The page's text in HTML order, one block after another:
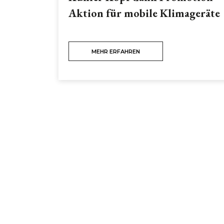
Aktion für mobile Klimageräte
MEHR ERFAHREN